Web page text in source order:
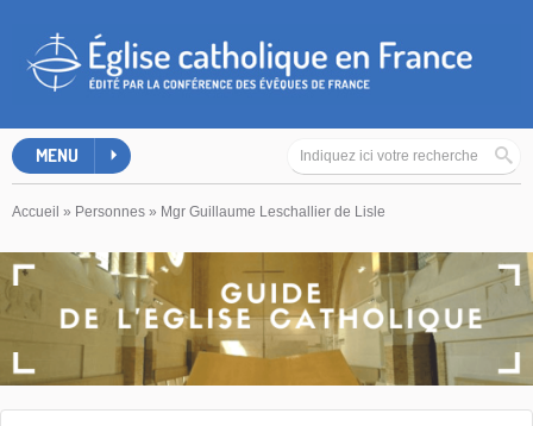
MENU
Accueil » Personnes » Mgr Guillaume Leschallier de Lisle